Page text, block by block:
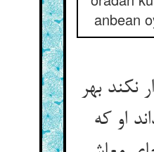
anbean
نکند بهر
او که